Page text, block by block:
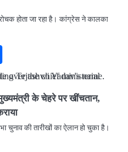
होता जा रहा है। कांग्रेस ने कालका
के चेहरे पर खींचतान,
चुनाव की तारीखों का ऐलान हो चुका है।